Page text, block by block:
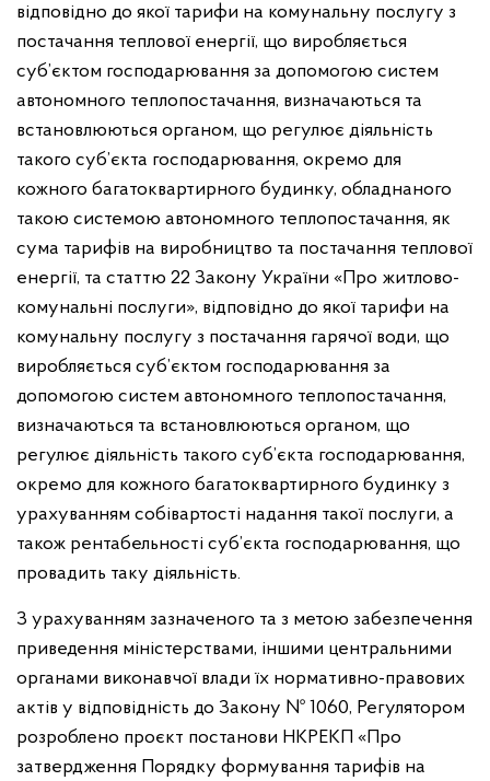
відповідно до якої тарифи на комунальну послугу з
постачання теплової енергії, що виробляється
суб’єктом господарювання за допомогою систем
автономного теплопостачання, визначаються та
встановлюються органом, що регулює діяльність
такого суб’єкта господарювання, окремо для
кожного багатоквартирного будинку, обладнаного
такою системою автономного теплопостачання, як
сума тарифів на виробництво та постачання теплової
енергії, та статтю 22 Закону України «Про житлово-
комунальні послуги», відповідно до якої тарифи на
комунальну послугу з постачання гарячої води, що
виробляється суб’єктом господарювання за
допомогою систем автономного теплопостачання,
визначаються та встановлюються органом, що
регулює діяльність такого суб’єкта господарювання,
окремо для кожного багатоквартирного будинку з
урахуванням собівартості надання такої послуги, а
також рентабельності суб’єкта господарювання, що
провадить таку діяльність.
З урахуванням зазначеного та з метою забезпечення
приведення міністерствами, іншими центральними
органами виконавчої влади їх нормативно-правових
актів у відповідність до Закону № 1060, Регулятором
розроблено проєкт постанови НКРЕКП «Про
затвердження Порядку формування тарифів на